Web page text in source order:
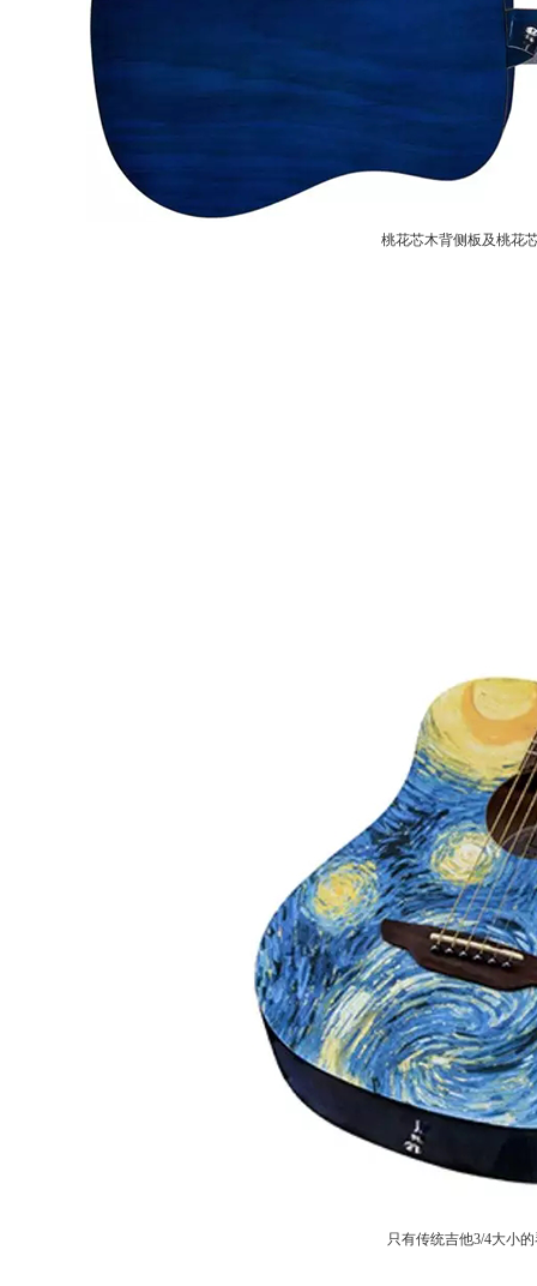
桃花芯木背侧板及桃花
只有传统吉他3/4大小